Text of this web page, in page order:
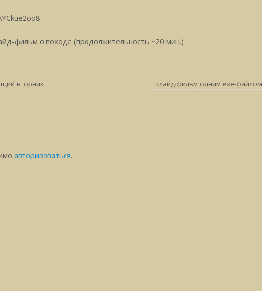
фильм о походе (продолжительность ~20 мин.)
вторник
слайд-фильм одним exe-файлом
авторизоваться.